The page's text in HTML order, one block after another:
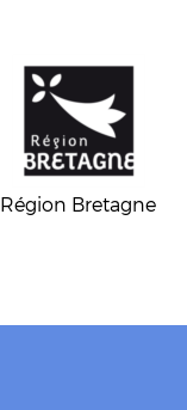
Région Bretagne